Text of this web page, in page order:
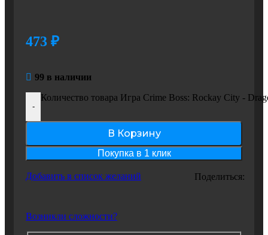
473 ₽
99 в наличии
-
Количество товара Игра Crime Boss: Rockay City -
В Корзину
Покупка в 1 клик
Добавить в список желаний Поделиться:
Возникли сложности?